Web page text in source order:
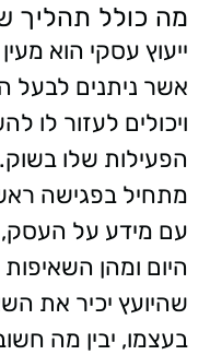
מה כולל תהליך
ייעוץ עסקי הוא
אשר ניתנים לבעל
ויכולים לעזור לו
הפעילות שלו
מתחיל בפגישה
עם מידע על
היום ומהן
שהיועץ יכיר את
בעצמו, יבין מה